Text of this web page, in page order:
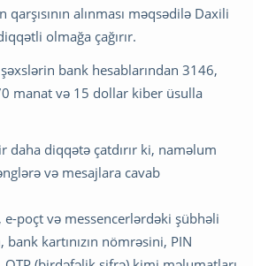
alınması məqsədilə Daxili
olmağa çağırır.
bank hesablarından 3146,
manat və 15 dollar kiber üsulla
daha diqqətə çatdırır ki, naməlum
və mesajlara cavab
e-poçt və messencerlərdəki şübhəli
kartınızın nömrəsini, PIN